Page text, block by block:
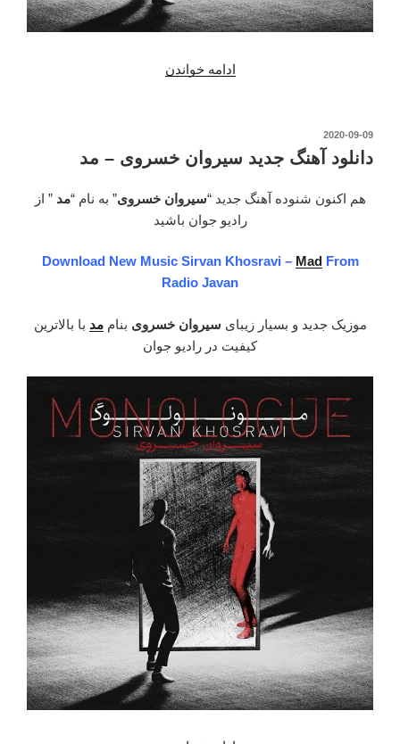
ادامه خواندن
خسروی
زیر
آب”
نوشته‌شده
2020-09-09
دانلود آهنگ جدید سیروان خسروی – مد
هم اکنون شنوده آهنگ جدید “سیروان خسروی” به نام “مد ” از
رادیو جوان باشید
Download New Music Sirvan Khosravi – MadFrom
Radio Javan
موزیک جدید و بسیار زیبای سیروان خسروی بنام مد با بالاترین
کیفیت در رادیو جوان